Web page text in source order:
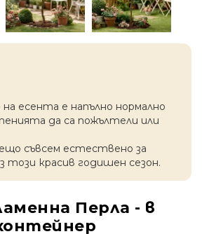
есентa е напълно нормално
да са пожълтели или
съвсем естествено за
този красив годишен сезон.
Перла - в